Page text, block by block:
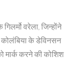
वरेला, जिन्होंने
कोलंबिया के डेविनसन
मार्क करने की कोशिश